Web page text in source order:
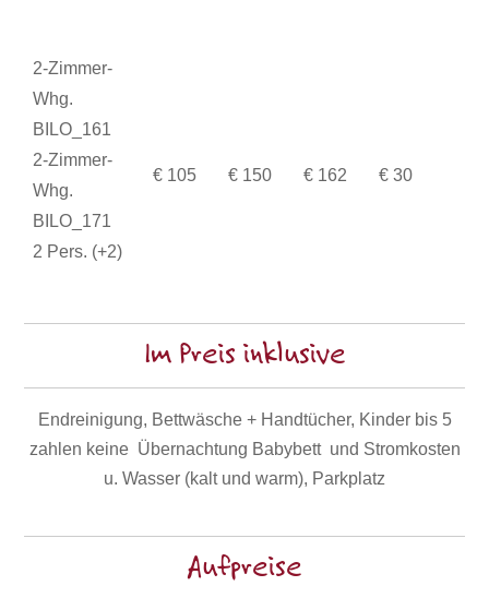
2-Zimmer-
Whg.
BILO_161
2-Zimmer-
Whg.
BILO_171
2 Pers. (+2)
€ 105 € 150 € 162 € 30
Im Preis inklusive
Endreinigung, Bettwäsche + Handtücher, Kinder bis 5
zahlen keine Übernachtung Babybett und Stromkosten
u. Wasser (kalt und warm), Parkplatz
Aufpreise